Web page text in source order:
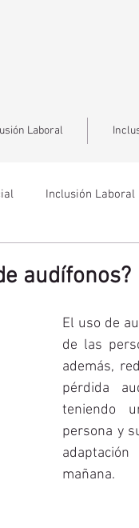
Laboral
Inclusión Laboral
audífonos?
El uso de
de las
además,
pérdida
teniendo
persona y
mañana.